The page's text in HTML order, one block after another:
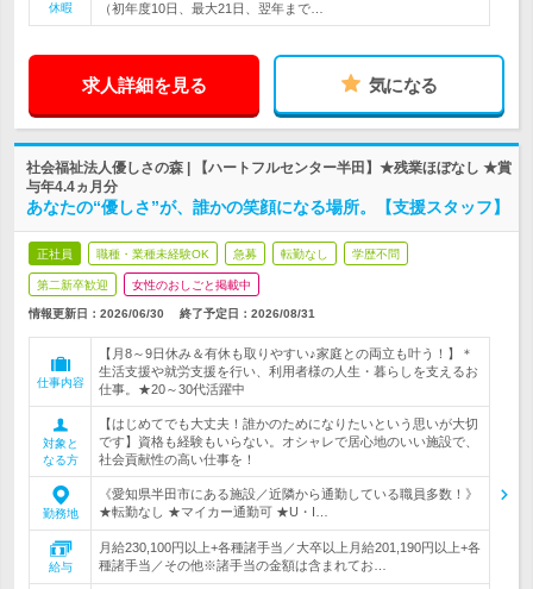
休暇
（初年度10日、最大21日、翌年まで…
求人詳細を見る 気になる
社会福祉法人優しさの森 | 【ハートフルセンター半田】★残業ほぼなし ★賞
与年4.4ヵ月分
あなたの“優しさ”が、誰かの笑顔になる場所。【支援スタッフ】
正社員 職種・業種未経験OK 急募 転勤なし 学歴不問
第二新卒歓迎 女性のおしごと掲載中
情報更新日：2026/06/30 終了予定日： 2026/08/31
仕事内容
【月8～9日休み＆有休も取りやすい♪家庭との両立も叶う！】＊
生活支援や就労支援を行い、利用者様の人生・暮らしを支えるお
仕事。★20～30代活躍中
対象と
なる方
【はじめてでも大丈夫！誰かのためになりたいという思いが大切
です】資格も経験もいらない。オシャレで居心地のいい施設で、
社会貢献性の高い仕事を！
勤務地
《愛知県半田市にある施設／近隣から通勤している職員多数！》
★転勤なし ★マイカー通勤可 ★U・I…
給与
月給230,100円以上+各種諸手当／大卒以上月給201,190円以上+各
種諸手当／その他※諸手当の金額は含まれてお…